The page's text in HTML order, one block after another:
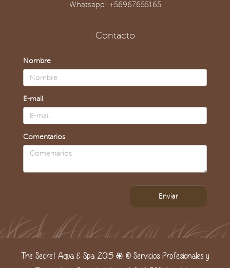
Whatsapp: +56967655165
Contacto
Nombre
E-mail
Comentarios
Enviar
The Secret Aqua & Spa 2015 | ® Servicios Profesionales y